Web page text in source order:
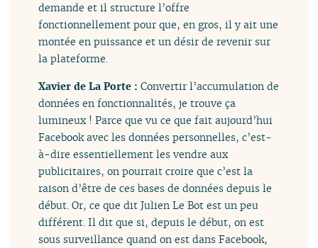
demande et il structure l’offre
fonctionnellement pour que, en gros, il y ait une
montée en puissance et un désir de revenir sur
la plateforme.
Xavier de La Porte :Convertir l’accumulation de
données en fonctionnalités, je trouve ça
lumineux ! Parce que vu ce que fait aujourd’hui
Facebook avec les données personnelles, c’est-
à-dire essentiellement les vendre aux
publicitaires, on pourrait croire que c’est la
raison d’être de ces bases de données depuis le
début. Or, ce que dit Julien Le Bot est un peu
différent. Il dit que si, depuis le début, on est
sous surveillance quand on est dans Facebook,